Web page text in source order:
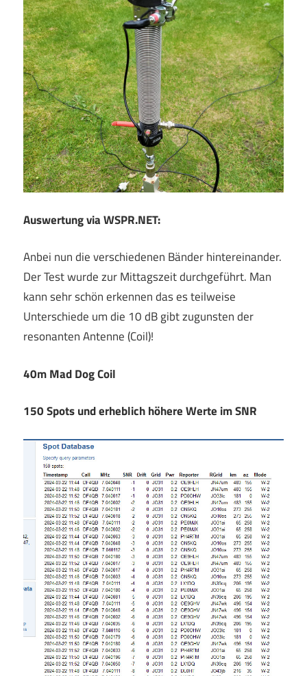
Auswertung via WSPR.NET:
Anbei nun die verschiedenen Bänder hintereinander.
Der Test wurde zur Mittagszeit durchgeführt. Man
kann sehr schön erkennen das es teilweise
Unterschiede um die 10 dB gibt zugunsten der
resonanten Antenne (Coil)!
40m Mad Dog Coil
150 Spots und erheblich höhere Werte im SNR